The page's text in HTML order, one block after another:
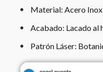
Material: Acero
Acabado: Lacado al
Patrón Láser: